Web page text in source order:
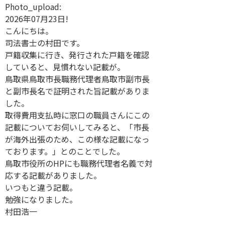
Photo_upload:
2026年07月23日!
こんにちは。
司法書士の村田です。
戸籍収集に行き、発行された戸籍を確認
していると、見慣れない記載が。
鳥取県鳥取市長職務代理者鳥取市副市長
と副市長名で証明された旨記載がありま
した。
取得費用支払時に窓口の職員さんにこの
記載についてお伺いしてみると、「市長
が海外出張のため、この様な記載になっ
ております。」とのことでした。
鳥取市役所のHPにも職務代理者名義で対
応する記載がありました。
いつもと違う記載。
勉強になりました。
村田浩一